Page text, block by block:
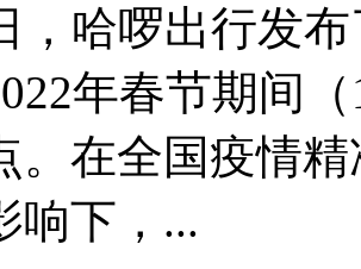
，哈啰出行发
年春节期间
。在全国疫情
响下，...